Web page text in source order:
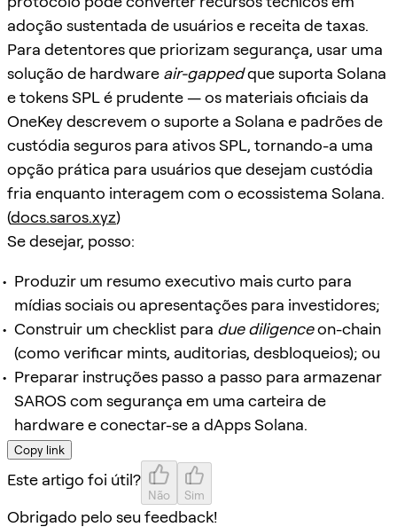
adoção sustentada de usuários e receita de taxas.
Para detentores que priorizam segurança, usar uma
solução de hardware air-gappedque suporta Solana
e tokens SPL é prudente — os materiais oficiais da
OneKey descrevem o suporte a Solana e padrões de
custódia seguros para ativos SPL, tornando-a uma
opção prática para usuários que desejam custódia
fria enquanto interagem com o ecossistema Solana.
(docs.saros.xyz)
Se desejar, posso:
Produzir um resumo executivo mais curto para
mídias sociais ou apresentações para investidores;
Construir um checklist para due diligenceon-chain
(como verificar mints, auditorias, desbloqueios); ou
Preparar instruções passo a passo para armazenar
SAROS com segurança em uma carteira de
hardware e conectar-se a dApps Solana.
Copy link
Este artigo foi útil?
Não Sim
Obrigado pelo seu feedback!